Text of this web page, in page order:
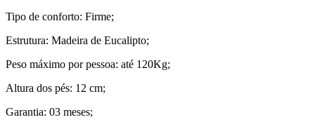
Tipo de conforto: Firme;
Estrutura: Madeira de Eucalipto;
Peso máximo por pessoa: até 120Kg;
Altura dos pés: 12 cm;
Garantia: 03 meses;